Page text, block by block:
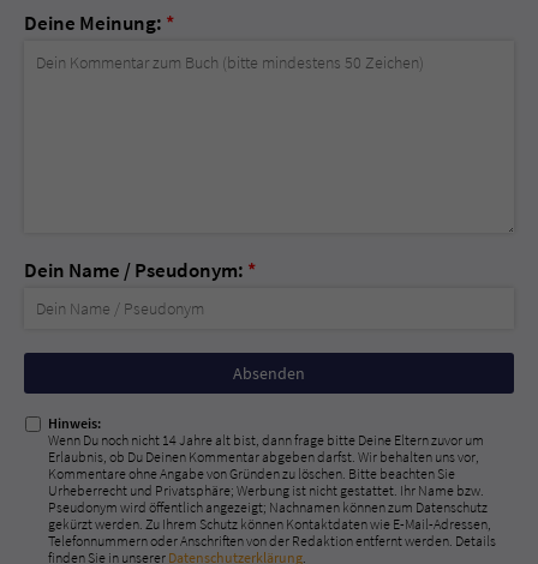
Deine Meinung: *
Dein Name / Pseudonym: *
Nicht
ausfüllen!
Hinweis:
Wenn Du noch nicht 14 Jahre alt bist, dann frage bitte Deine Eltern zuvor um
Erlaubnis, ob Du Deinen Kommentar abgeben darfst. Wir behalten uns vor,
Kommentare ohne Angabe von Gründen zu löschen. Bitte beachten Sie
Urheberrecht und Privatsphäre; Werbung ist nicht gestattet. Ihr Name bzw.
Pseudonym wird öffentlich angezeigt; Nachnamen können zum Datenschutz
gekürzt werden. Zu Ihrem Schutz können Kontaktdaten wie E-Mail-Adressen,
Telefonnummern oder Anschriften von der Redaktion entfernt werden. Details
finden Sie in unserer Datenschutzerklärung